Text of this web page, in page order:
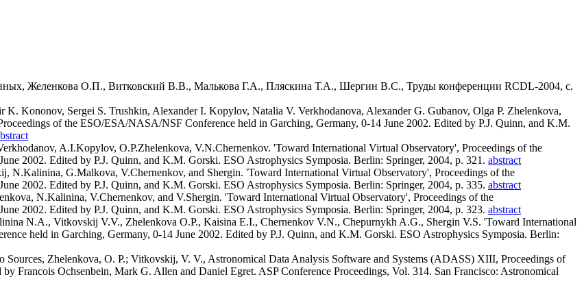
Желенкова О.П., Витковский В.В., Малькова Г.А., Пляскина Т.А., Шергин В.С., Труды конференции RCDL-2004, с.
Kononov, Sergei S. Trushkin, Alexander I. Kopylov, Natalia V. Verkhodanova, Alexander G. Gubanov, Olga P. Zhelenkova,
of the ESO/ESA/NASA/NSF Conference held in Garching, Germany, 0-14 June 2002. Edited by P.J. Quinn, and K.M.
A.I.Kopylov, O.P.Zhelenkova, V.N.Chernenkov. 'Toward International Virtual Observatory', Proceedings of the
2002. Edited by P.J. Quinn, and K.M. Gorski. ESO Astrophysics Symposia. Berlin: Springer, 2004, p. 321. abstract
N.Kalinina, G.Malkova, V.Chernenkov, and Shergin. 'Toward International Virtual Observatory', Proceedings of the
2002. Edited by P.J. Quinn, and K.M. Gorski. ESO Astrophysics Symposia. Berlin: Springer, 2004, p. 335. abstract
N.Kalinina, V.Chernenkov, and V.Shergin. 'Toward International Virtual Observatory', Proceedings of the
2002. Edited by P.J. Quinn, and K.M. Gorski. ESO Astrophysics Symposia. Berlin: Springer, 2004, p. 323. abstract
N.A., Vitkovskij V.V., Zhelenkova O.P., Kaisina E.I., Chernenkov V.N., Chepurnykh A.G., Shergin V.S. 'Toward International
held in Garching, Germany, 0-14 June 2002. Edited by P.J. Quinn, and K.M. Gorski. ESO Astrophysics Symposia. Berlin:
Zhelenkova, O. P.; Vitkovskij, V. V., Astronomical Data Analysis Software and Systems (ADASS) XIII, Proceedings of
Francois Ochsenbein, Mark G. Allen and Daniel Egret. ASP Conference Proceedings, Vol. 314. San Francisco: Astronomical